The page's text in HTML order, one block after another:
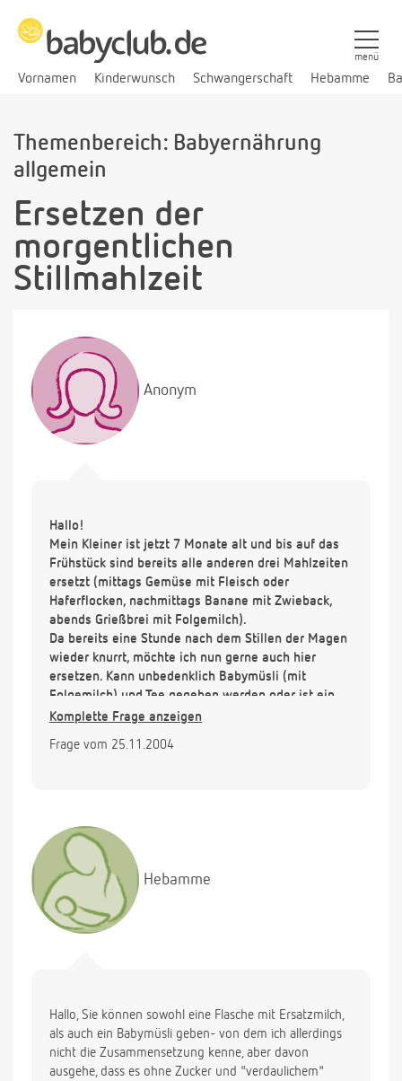
Vornamen Kinderwunsch Schwangerschaft Hebamme
menü
Themenbereich: Babyernährung
allgemein
Ersetzen der
morgentlichen
Stillmahlzeit
Anonym
Hallo!
Mein Kleiner ist jetzt 7 Monate alt und bis auf das
Frühstück sind bereits alle anderen drei Mahlzeiten
ersetzt (mittags Gemüse mit Fleisch oder
Haferflocken, nachmittags Banane mit Zwieback,
abends Grießbrei mit Folgemilch).
Da bereits eine Stunde nach dem Stillen der Magen
wieder knurrt, möchte ich nun gerne auch hier
ersetzen. Kann unbedenklich Babymüsli (mit
Folgemilch) und Tee gegeben werden oder ist ein
Fläschen Folgemilch besser für ihn? Es gibt zwar
nicht fürs Frühstück.
Danke im Voraus!
Komplette Frage anzeigen
Frage vom 25.11.2004
Hebamme
Hallo, Sie können sowohl eine Flasche mit Ersatzmilch,
als auch ein Babymüsli geben- von dem ich allerdings
nicht die Zusammensetzung kenne, aber davon
ausgehe, dass es ohne Zucker und "verdaulichem"